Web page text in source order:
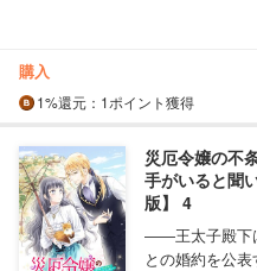
購入
1%還元 ：1ポイント獲得
災厄令嬢の不
手がいると聞
版】 4
――王太子殿下
との婚約を公